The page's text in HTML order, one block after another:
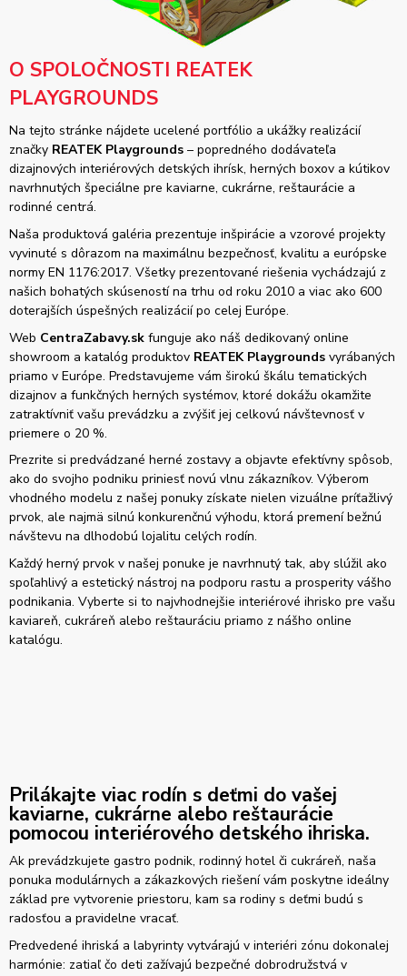
O SPOLOČNOSTI REATEK
PLAYGROUNDS
Na tejto stránke nájdete ucelené portfólio a ukážky realizácií
značky REATEK Playgrounds – popredného dodávateľa
dizajnových interiérových detských ihrísk, herných boxov a kútikov
navrhnutých špeciálne pre kaviarne, cukrárne, reštaurácie a
rodinné centrá.
Naša produktová galéria prezentuje inšpirácie a vzorové projekty
vyvinuté s dôrazom na maximálnu bezpečnosť, kvalitu a európske
normy EN 1176:2017. Všetky prezentované riešenia vychádzajú z
našich bohatých skúseností na trhu od roku 2010 a viac ako 600
doterajších úspešných realizácií po celej Európe.
Web CentraZabavy.sk funguje ako náš dedikovaný online
showroom a katalóg produktov REATEK Playgrounds vyrábaných
priamo v Európe. Predstavujeme vám širokú škálu tematických
dizajnov a funkčných herných systémov, ktoré dokážu okamžite
zatraktívniť vašu prevádzku a zvýšiť jej celkovú návštevnosť v
priemere o 20 %.
Prezrite si predvádzané herné zostavy a objavte efektívny spôsob,
ako do svojho podniku priniesť novú vlnu zákazníkov. Výberom
vhodného modelu z našej ponuky získate nielen vizuálne príťažlivý
prvok, ale najmä silnú konkurenčnú výhodu, ktorá premení bežnú
návštevu na dlhodobú lojalitu celých rodín.
Každý herný prvok v našej ponuke je navrhnutý tak, aby slúžil ako
spoľahlivý a estetický nástroj na podporu rastu a prosperity vášho
podnikania. Vyberte si to najvhodnejšie interiérové ihrisko pre vašu
kaviareň, cukráreň alebo reštauráciu priamo z nášho online
katalógu.
Prilákajte viac rodín s deťmi do vašej
kaviarne, cukrárne alebo reštaurácie
pomocou interiérového detského ihriska.
Ak prevádzkujete gastro podnik, rodinný hotel či cukráreň, naša
ponuka modulárnych a zákazkových riešení vám poskytne ideálny
základ pre vytvorenie priestoru, kam sa rodiny s deťmi budú s
radosťou a pravidelne vracať.
Predvedené ihriská a labyrinty vytvárajú v interiéri zónu dokonalej
harmónie: zatiaľ čo deti zažívajú bezpečné dobrodružstvá v